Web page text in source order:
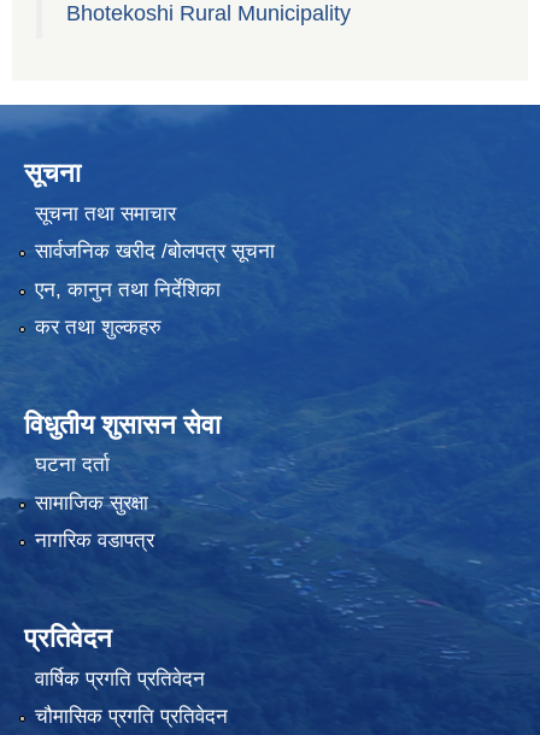
Bhotekoshi Rural Municipality
सूचना
सूचना तथा समाचार
सार्वजनिक खरीद /बोलपत्र सूचना
एन, कानुन तथा निर्देशिका
कर तथा शुल्कहरु
विधुतीय शुसासन सेवा
घटना दर्ता
सामाजिक सुरक्षा
नागरिक वडापत्र
प्रतिवेदन
वार्षिक प्रगति प्रतिवेदन
चौमासिक प्रगति प्रतिवेदन